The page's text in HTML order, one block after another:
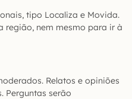
tipo Localiza e Movida.
região, nem mesmo para ir à
Relatos e opiniões
Perguntas serão